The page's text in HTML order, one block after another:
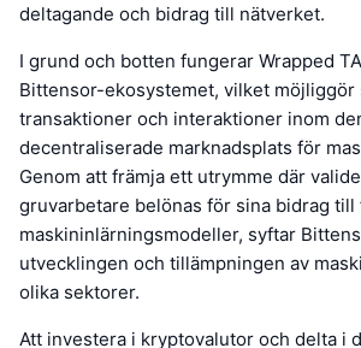
deltagande och bidrag till nätverket.
I grund och botten fungerar Wrapped
Bittensor-ekosystemet, vilket möjliggör
transaktioner och interaktioner inom
decentraliserade marknadsplats för
Genom att främja ett utrymme där
gruvarbetare belönas för sina bidrag till
maskininlärningsmodeller, syftar
utvecklingen och tillämpningen av
olika sektorer.
Att investera i kryptovalutor och delta i